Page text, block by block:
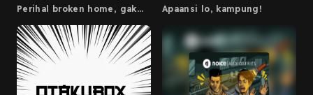
Perihal broken home, gak
diketawain bareng Gianluigi
dan Adriano Qalbi.
Apaansi lo, kampung!